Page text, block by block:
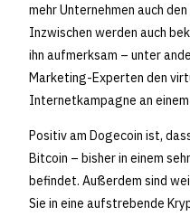
mehr Unternehmen auch
Inzwischen werden auch
ihn aufmerksam – unter
Marketing-Experten den
Internetkampagne an
Positiv am Dogecoin ist,
Bitcoin – bisher in einem
befindet. Außerdem sind
Sie in eine aufstrebende